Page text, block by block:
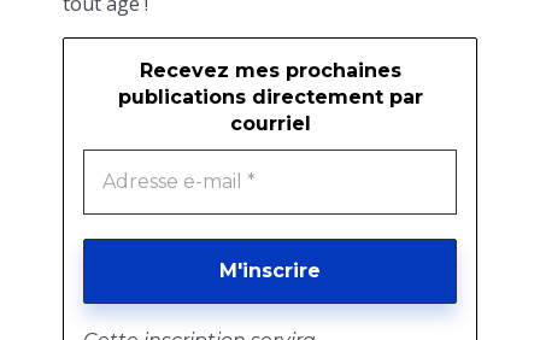
Recevez mes prochaines
publications directement par
courriel